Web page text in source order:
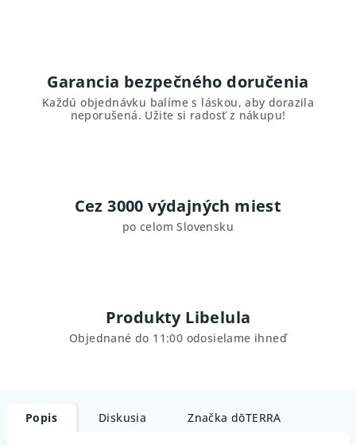
Garancia bezpečného doručenia
Každú objednávku balíme s láskou, aby dorazila
neporušená. Užite si radosť z nákupu!
Cez 3000 výdajných miest
po celom Slovensku
Produkty Libelula
Objednané do 11:00 odosielame ihneď
Popis Diskusia Značka dōTERRA